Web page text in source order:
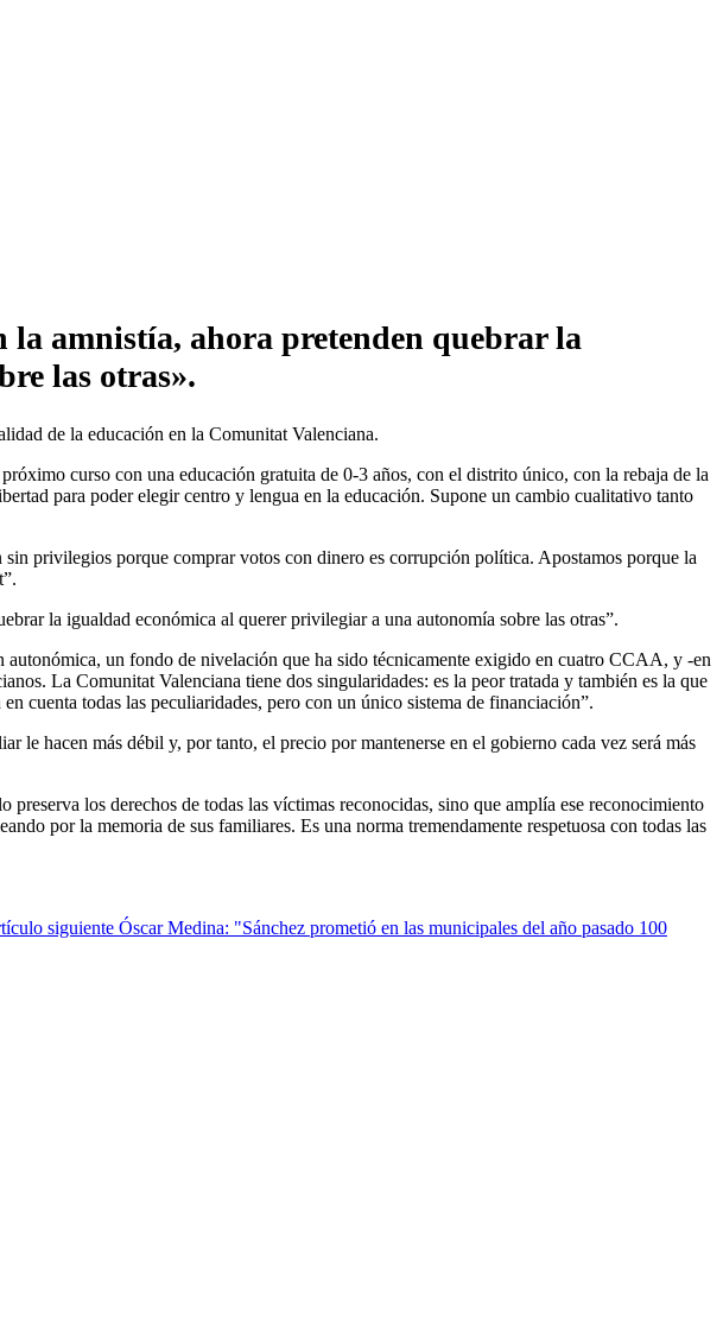
la amnistía, ahora pretenden quebrar la
las otras».
de la educación en la Comunitat Valenciana.
curso con una educación gratuita de 0-3 años, con el distrito único, con la rebaja de la
para poder elegir centro y lengua en la educación. Supone un cambio cualitativo tanto
privilegios porque comprar votos con dinero es corrupción política. Apostamos porque la
la igualdad económica al querer privilegiar a una autonomía sobre las otras”.
un fondo de nivelación que ha sido técnicamente exigido en cuatro CCAA, y -en
La Comunitat Valenciana tiene dos singularidades: es la peor tratada y también es la que
cuenta todas las peculiaridades, pero con un único sistema de financiación”.
le hacen más débil y, por tanto, el precio por mantenerse en el gobierno cada vez será más
los derechos de todas las víctimas reconocidas, sino que amplía ese reconocimiento
por la memoria de sus familiares. Es una norma tremendamente respetuosa con todas las
siguiente Óscar Medina: "Sánchez prometió en las municipales del año pasado 100